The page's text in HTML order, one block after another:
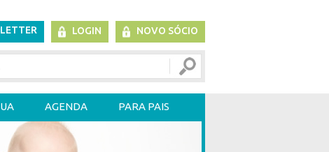
LOGIN NOVO SÓCIO
AGENDA PARA PAIS